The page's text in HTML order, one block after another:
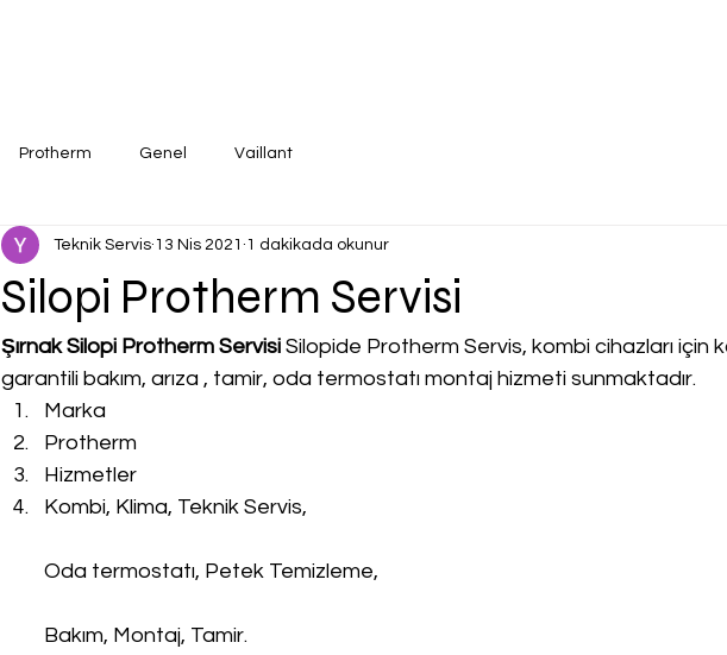
Protherm Genel Vaillant
Silopi Protherm Servisi
Teknik Servis 13 Nis 2021 1 dakikada okunur
Şırnak Silopi Protherm Servisi Silopide Protherm Servis, kombi cihazları için
garantili bakım, arıza , tamir, oda termostatı montaj hizmeti sunmaktadır.
Marka
Protherm
Hizmetler
Kombi, Klima, Teknik Servis,
Oda termostatı, Petek Temizleme,
Bakım, Montaj, Tamir.